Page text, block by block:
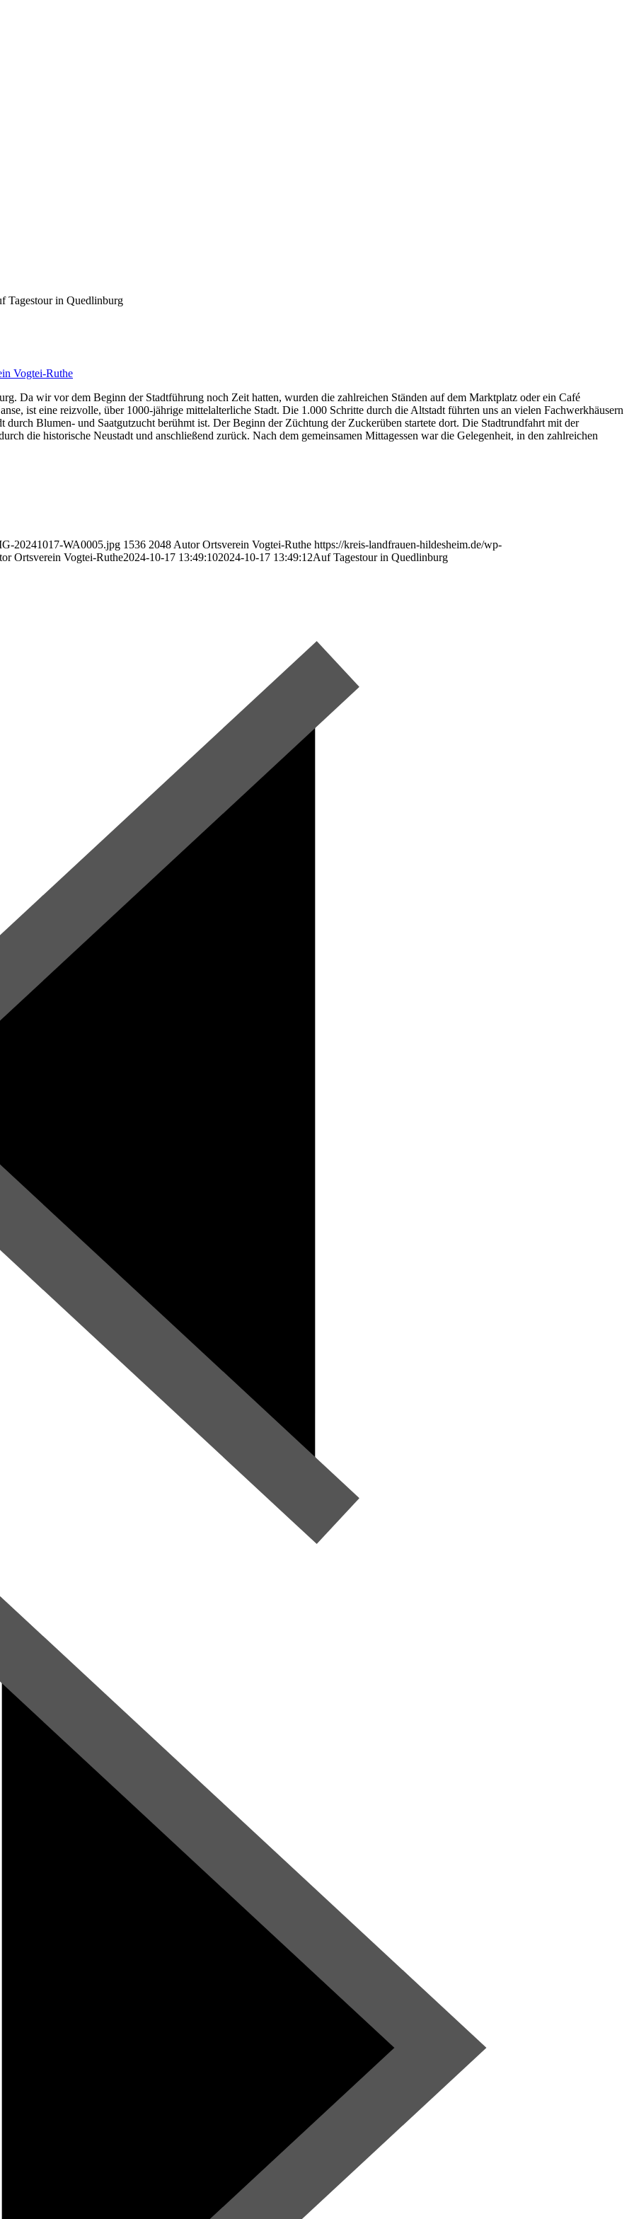
Tagestour in Quedlinburg
Vogtei-Ruthe
Da wir vor dem Beginn der Stadtführung noch Zeit hatten, wurden die zahlreichen Ständen auf dem Marktplatz oder ein Café
ist eine reizvolle, über 1000-jährige mittelalterliche Stadt. Die 1.000 Schritte durch die Altstadt führten uns an vielen Fachwerkhäusern
Blumen- und Saatgutzucht berühmt ist. Der Beginn der Züchtung der Zuckerüben startete dort. Die Stadtrundfahrt mit der
die historische Neustadt und anschließend zurück. Nach dem gemeinsamen Mittagessen war die Gelegenheit, in den zahlreichen
20241017-WA0005.jpg 1536 2048 Autor Ortsverein Vogtei-Ruthe https://kreis-landfrauen-hildesheim.de/wp-
Ortsverein Vogtei-Ruthe2024-10-17 13:49:102024-10-17 13:49:12Auf Tagestour in Quedlinburg